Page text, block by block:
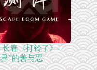
长春《打铃了》-
”的善与恶